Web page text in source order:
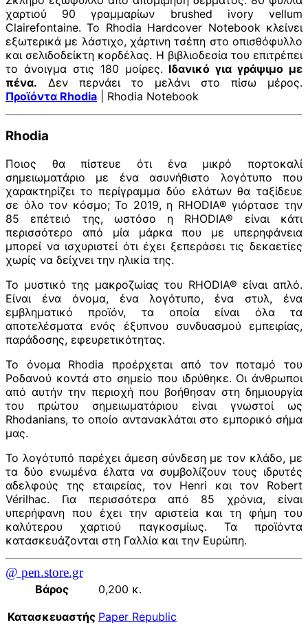
χαρτιού 90 γραμμαρίων brushed ivory vellum
Clairefontaine. Το Rhodia Hardcover Notebook κλείνει
εξωτερικά με λάστιχο, χάρτινη τσέπη στο οπισθόφυλλο
και σελιδοδείκτη κορδέλας. Η βιβλιοδεσία του επιτρέπει
το άνοιγμα στις 180 μοίρες. Ιδανικό για γράψιμο με
πένα. Δεν περνάει το μελάνι στο πίσω μέρος.
Προϊόντα Rhodia | Rhodia Notebook
Rhodia
Ποιος θα πίστευε ότι ένα μικρό πορτοκαλί
σημειωματάριο με ένα ασυνήθιστο λογότυπο που
χαρακτηρίζει το περίγραμμα δύο ελάτων θα ταξίδευε
σε όλο τον κόσμο; Το 2019, η RHODIA® γιόρτασε την
85 επέτειό της, ωστόσο η RHODIA® είναι κάτι
περισσότερο από μία μάρκα που με υπερηφάνεια
μπορεί να ισχυριστεί ότι έχει ξεπεράσει τις δεκαετίες
χωρίς να δείχνει την ηλικία της.
Το μυστικό της μακροζωίας του RHODIA® είναι απλό.
Είναι ένα όνομα, ένα λογότυπο, ένα στυλ, ένα
εμβληματικό προϊόν, τα οποία είναι όλα τα
αποτελέσματα ενός έξυπνου συνδυασμού εμπειρίας,
παράδοσης, εφευρετικότητας.
Το όνομα Rhodia προέρχεται από τον ποταμό του
Ροδανού κοντά στο σημείο που ιδρύθηκε. Οι άνθρωποι
από αυτήν την περιοχή που βοήθησαν στη δημιουργία
του πρώτου σημειωματάριου είναι γνωστοί ως
Rhodanians, το οποίο αντανακλάται στο εμπορικό σήμα
μας.
Το λογότυπό παρέχει άμεση σύνδεση με τον κλάδο, με
τα δύο ενωμένα έλατα να συμβολίζουν τους ιδρυτές
αδελφούς της εταιρείας, τον Henri και τον Robert
Vérilhac. Για περισσότερα από 85 χρόνια, είναι
υπερήφανη που έχει την αριστεία και τη φήμη του
καλύτερου χαρτιού παγκοσμίως. Τα προϊόντα
κατασκευάζονται στη Γαλλία και την Ευρώπη.
@ pen.store.gr
Βάρος
0,200 κ.
Κατασκευαστής Paper Republic